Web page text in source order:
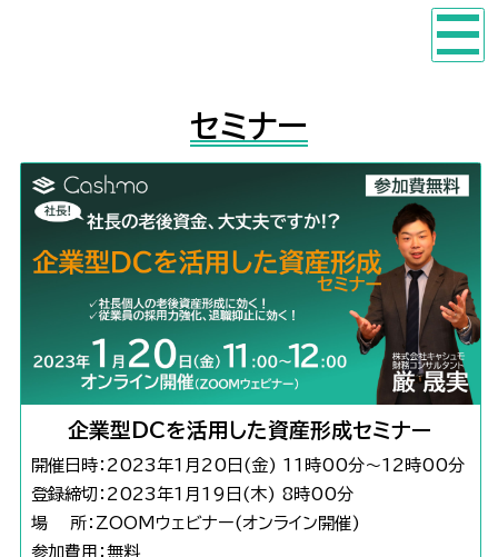
セミナー
企業型DCを活用した資産形成セミナー
開催日時：2023年1月20日(金) 11時00分～12時00分
登録締切：2023年1月19日(木) 8時00分
場 所：ZOOMウェビナー(オンライン開催)
参加費用：無料